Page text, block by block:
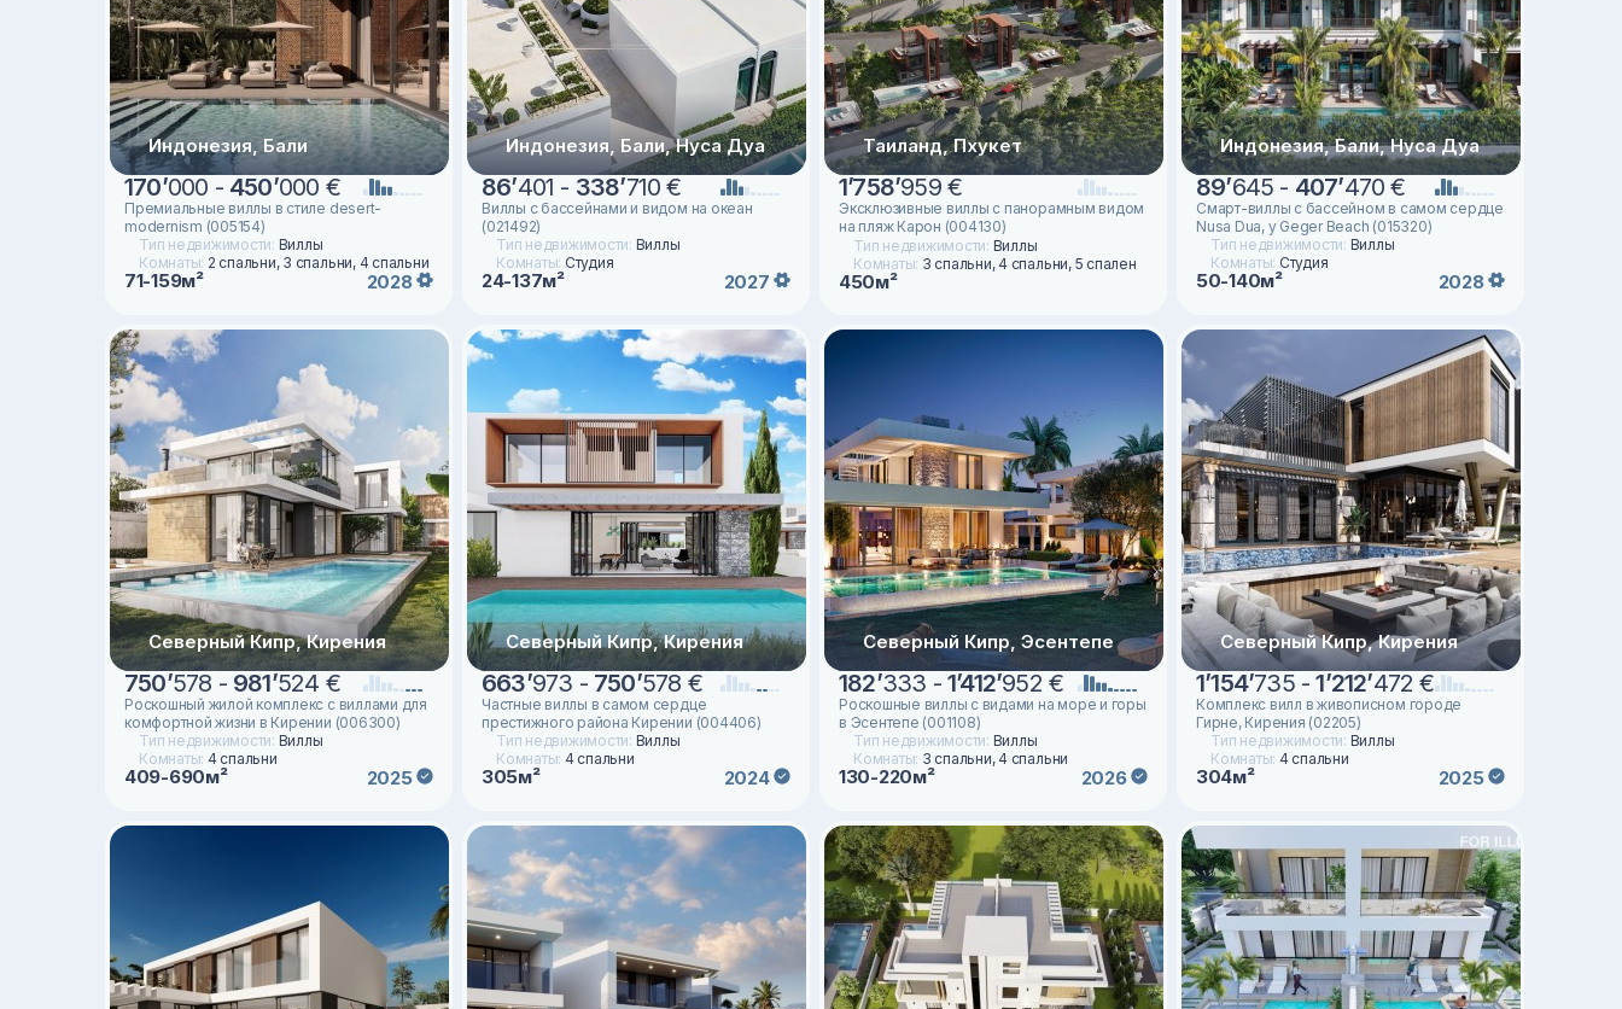
Индонезия, Бали
170’000 - 450’000 €
Премиальные виллы в стиле desert-
modernism (005154)
Тип недвижимости: Виллы
Комнаты: 2 спальни, 3 спальни, 4 спальни
71-159м² 2028
Индонезия, Бали, Нуса Дуа
86’401 - 338’710 €
Виллы с бассейнами и видом на океан
(021492)
Тип недвижимости: Виллы
Комнаты: Студия
24-137м² 2027
Таиланд, Пхукет
1’758’959 €
Эксклюзивные виллы с панорамным видом
на пляж Карон (004130)
Тип недвижимости: Виллы
Комнаты: 3 спальни, 4 спальни, 5 спален
450м²
Индонезия, Бали, Нуса Дуа
89’645 - 407’470 €
Смарт-виллы с бассейном в самом сердце
Nusa Dua, у Geger Beach (015320)
Тип недвижимости: Виллы
Комнаты: Студия
50-140м² 2028
Северный Кипр, Кирения
750’578 - 981’524 €
Роскошный жилой комплекс с виллами для
комфортной жизни в Кирении (006300)
Тип недвижимости: Виллы
Комнаты: 4 спальни
409-690м² 2025
Северный Кипр, Кирения
663’973 - 750’578 €
Частные виллы в самом сердце
престижного района Кирении (004406)
Тип недвижимости: Виллы
Комнаты: 4 спальни
305м² 2024
Северный Кипр, Эсентепе
182’333 -1’412’952 €
Роскошные виллы с видами на море и горы
в Эсентепе (001108)
Тип недвижимости: Виллы
Комнаты: 3 спальни, 4 спальни
130-220м² 2026
Северный Кипр, Кирения
1’154’735 -1’212’472 €
Комплекс вилл в живописном городе
Гирне, Кирения (02205)
Тип недвижимости: Виллы
Комнаты: 4 спальни
304м² 2025